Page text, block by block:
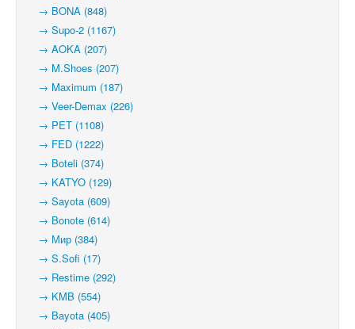
→ BONA (848)
→ Supo-2 (1167)
→ AOKA (207)
→ M.Shoes (207)
→ Maximum (187)
→ Veer-Demax (226)
→ PET (1108)
→ FED (1222)
→ Boteli (374)
→ KATYO (129)
→ Sayota (609)
→ Bonote (614)
→ Мир (384)
→ S.Sofi (17)
→ Restime (292)
→ KMB (554)
→ Bayota (405)